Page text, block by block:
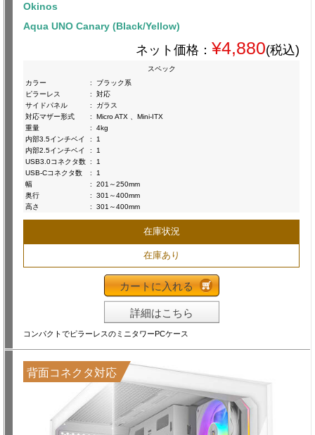
Okinos
Aqua UNO Canary (Black/Yellow)
ネット価格： ¥4,880(税込)
スペック
カラー
:
ブラック系
ピラーレス
:
対応
サイドパネル
:
ガラス
対応マザー形式
:
Micro ATX 、Mini-ITX
重量
:
4kg
内部3.5インチベイ
:
1
内部2.5インチベイ
:
1
USB3.0コネクタ数 :
1
USB-Cコネクタ数
:
1
幅
:
201～250mm
奥行
:
301～400mm
高さ
: 301～400mm
在庫状況
在庫あり
カートに入れる
詳細はこちら
コンパクトでピラーレスのミニタワーPCケース
背面コネクタ対応